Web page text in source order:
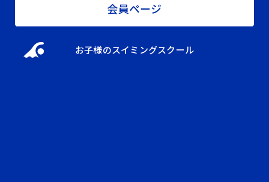
会員ページ
お子様のスイミングスクール